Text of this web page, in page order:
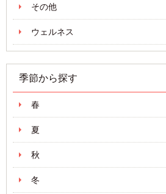
その他
ウェルネス
季節から探す
春
夏
秋
冬